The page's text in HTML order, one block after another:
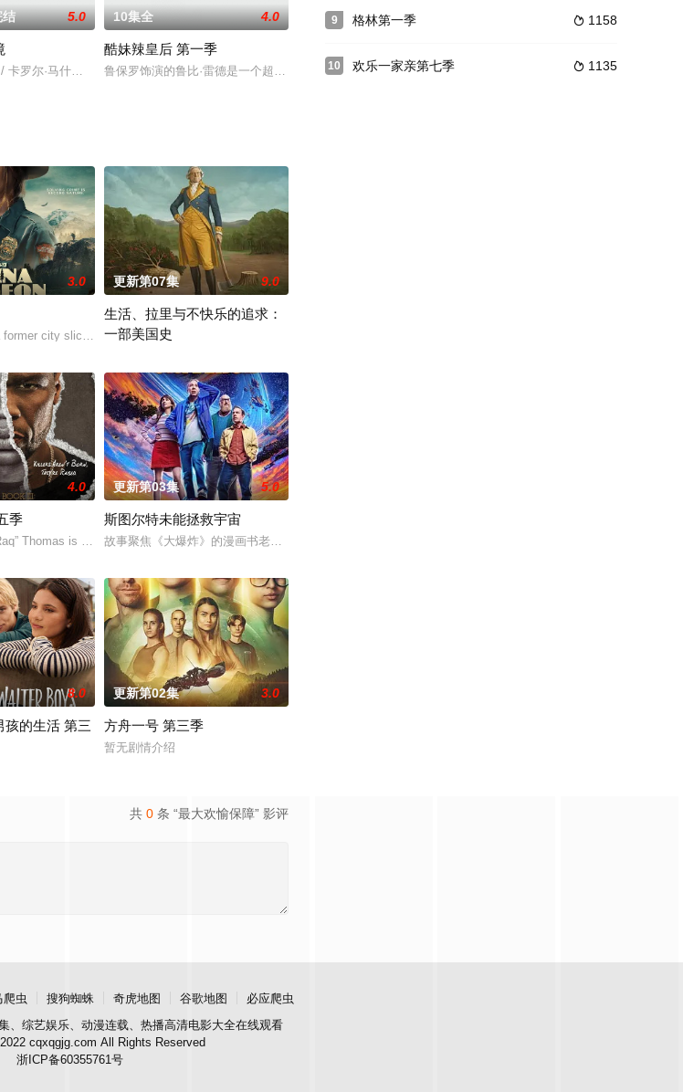
结 5.0
卡罗尔·马什斯蒂芬·默里帕梅拉·布朗
10集全 4.0
酷妹辣皇后 第一季
鲁保罗饰演的鲁比·雷德是一个超有性格，但不太走运的变装皇后。为了弥补最近被偷的积蓄，她开着一辆上
3.0
city slicker who became a park ranger after a
更新第07集 9.0
生活、拉里与不快乐的追求：
一部美国史
祸首是富家子弟，他们强大的父母“帮助”法院做出了“正确
returns to Lon
4.0
季
Thomas is cold, hard and fierce — a successful a
更新第03集 5.0
斯图尔特未能拯救宇宙
故事聚焦《大爆炸》的漫画书老板斯图尔特·布鲁姆，他弄坏了一个谢尔顿和莱纳德制造的设备，意外导致了
家侦探故事。第二季迎来洛杉矶标志性私家侦探兼电影鉴赏家约
忆却已丧失，而地堡正从叛乱中恢复，并面临着新的危险威胁。过去，记者H
8.0
孩的生活 第三
更新第02集 3.0
方舟一号 第三季
暂无剧情介绍
共 0 条 “最大欢愉保障” 影评
9  1158
格林第一季
10  1135
欢乐一家亲第七季
爬虫 搜狗蜘蛛 奇虎地图 谷歌地图
必应爬虫
、综艺娱乐、动漫连载、热播高清电影大全在线观看
cqxqgjg.com All Rights Reserved
浙ICP备60355761号